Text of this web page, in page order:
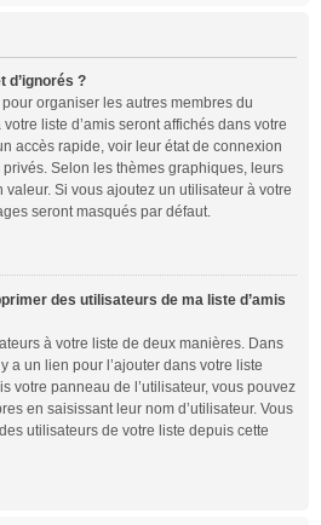
d’ignorés ?
organiser les autres membres du
liste d’amis seront affichés dans votre
accès rapide, voir leur état de connexion
Selon les thèmes graphiques, leurs
Si vous ajoutez un utilisateur à votre
seront masqués par défaut.
des utilisateurs de ma liste d’amis
à votre liste de deux manières. Dans
a un lien pour l’ajouter dans votre liste
votre panneau de l’utilisateur, vous pouvez
en saisissant leur nom d’utilisateur. Vous
utilisateurs de votre liste depuis cette